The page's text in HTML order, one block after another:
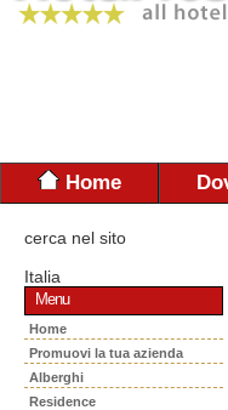
Home
cerca nel sito
Italia
Menu
Home
Promuovi la tua azienda
Alberghi
Residence